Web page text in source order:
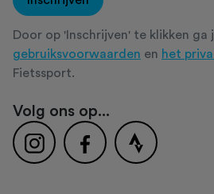
Door op 'Inschrijven' te klikken ga
gebruiksvoorwaarden en het
Fietssport.
Volg ons op...